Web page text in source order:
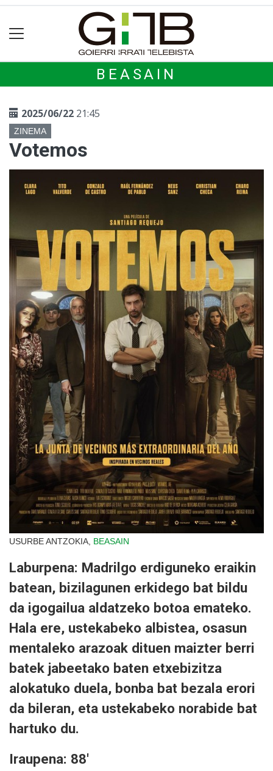
BEASAIN
2025/06/22 21:45
ZINEMA
Votemos
USURBE ANTZOKIA, BEASAIN
Laburpena: Madrilgo erdiguneko eraikin
batean, bizilagunen erkidego bat bildu
da igogailua aldatzeko botoa emateko.
Hala ere, ustekabeko albistea, osasun
mentaleko arazoak dituen maizter berri
batek jabeetako baten etxebizitza
alokatuko duela, bonba bat bezala erori
da bileran, eta ustekabeko norabide bat
hartuko du.
Iraupena: 88'